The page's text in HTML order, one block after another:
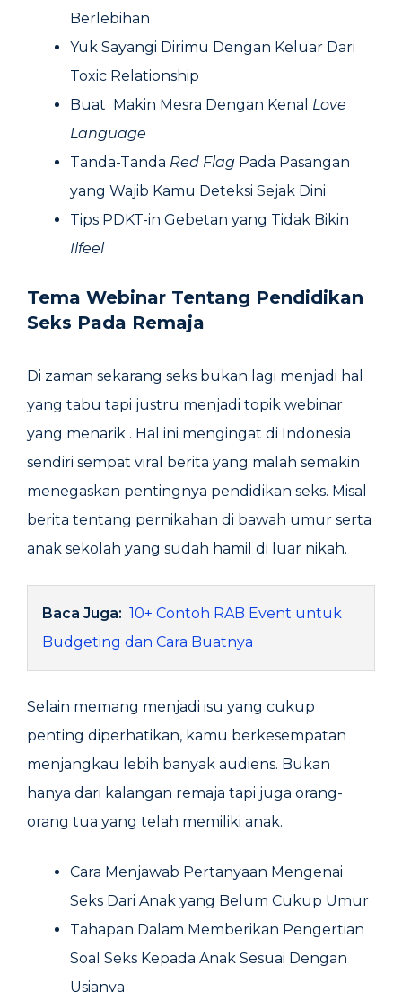
Berlebihan
Yuk Sayangi Dirimu Dengan Keluar Dari
Toxic Relationship
Buat Makin Mesra Dengan Kenal Love
Language
Tanda-Tanda Red Flag Pada Pasangan
yang Wajib Kamu Deteksi Sejak Dini
Tips PDKT-in Gebetan yang Tidak Bikin
Ilfeel
Tema Webinar Tentang Pendidikan
Seks Pada Remaja
Di zaman sekarang seks bukan lagi menjadi hal
yang tabu tapi justru menjadi topik webinar
yang menarik . Hal ini mengingat di Indonesia
sendiri sempat viral berita yang malah semakin
menegaskan pentingnya pendidikan seks. Misal
berita tentang pernikahan di bawah umur serta
anak sekolah yang sudah hamil di luar nikah.
Baca Juga: 10+ Contoh RAB Event untuk
Budgeting dan Cara Buatnya
Selain memang menjadi isu yang cukup
penting diperhatikan, kamu berkesempatan
menjangkau lebih banyak audiens. Bukan
hanya dari kalangan remaja tapi juga orang-
orang tua yang telah memiliki anak.
Cara Menjawab Pertanyaan Mengenai
Seks Dari Anak yang Belum Cukup Umur
Tahapan Dalam Memberikan Pengertian
Soal Seks Kepada Anak Sesuai Dengan
Usianya